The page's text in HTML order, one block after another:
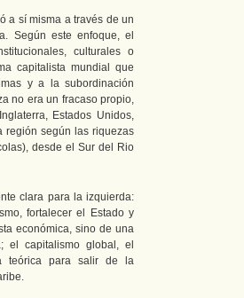
a sí misma a través de un
Según este enfoque, el
culturales o
capitalista mundial que
y a la subordinación
no era un fracaso propio,
Estados Unidos,
región según las riquezas
desde el Sur del Rio
clara para la izquierda:
fortalecer el Estado y
económica, sino de una
el capitalismo global, el
teórica para salir de la